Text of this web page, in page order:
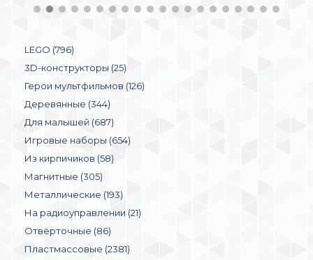
LEGO (796)
3D-конструкторы (25)
Герои мультфильмов (126)
Деревянные (344)
Для малышей (687)
Игровые наборы (654)
Из кирпичиков (58)
Магнитные (305)
Металлические (193)
На радиоуправлении (21)
Отвёрточные (86)
Пластмассовые (2381)